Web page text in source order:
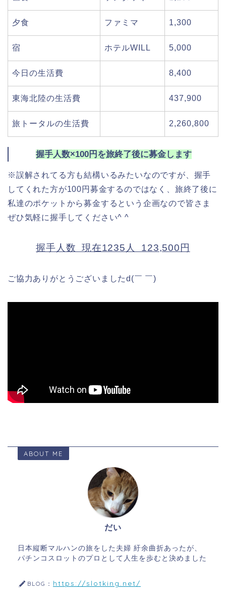
夕食 ファミマ 1,300
宿 ホテルWILL 5,000
今日の生活費 8,400
東海北陸の生活費 437,900
旅トータルの生活費 2,260,800
握手人数×100円を旅終了後に募金します
※誤解されてる方も結構いるみたいなのですが、握手
してくれた方が100円募金するのではなく、旅終了後に
私達のポケットから募金するという企画なので皆さま
ぜひ気軽に握手してください^ ^
握手人数 現在1235人 123,500円
ご協力ありがとうございましたd(￣ ￣)
ABOUT ME
だい
日本縦断マルハンの旅をした夫婦 紆余曲折あったが、
パチンコスロットのプロとして人生を歩むと決めました
BLOG： https://slotking.net/